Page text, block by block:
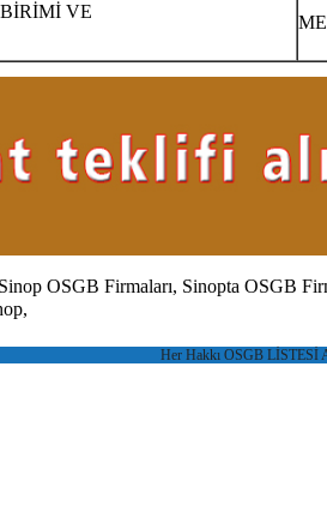
VE
Sinop OSGB Firmaları, Sinopta OSGB
Her Hakkı OSGB LİSTESİ